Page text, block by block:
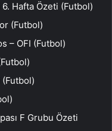
Hafta Özeti (Futbol)
(Futbol)
– OFI (Futbol)
F Grubu Özeti